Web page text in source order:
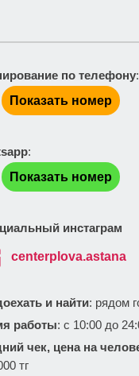
по телефону:
Показать номер
:
Показать номер
инстаграм
centerplova.astana
и найти: рядом
работы: с 10:00 до
чек, цена на
тг